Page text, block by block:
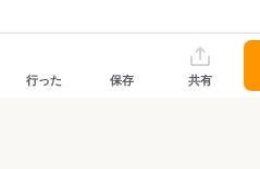
行った 保存 共有